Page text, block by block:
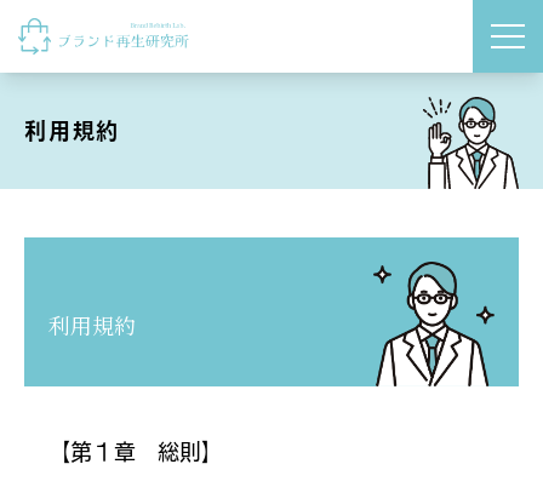
ウェブショップ
利用規約
利用規約
【第１章 総則】